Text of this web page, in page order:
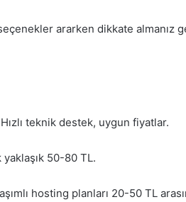
ararken dikkate almanız
teknik destek, uygun fiyatlar.
yaklaşık 50-80 TL.
hosting planları 20-50 TL